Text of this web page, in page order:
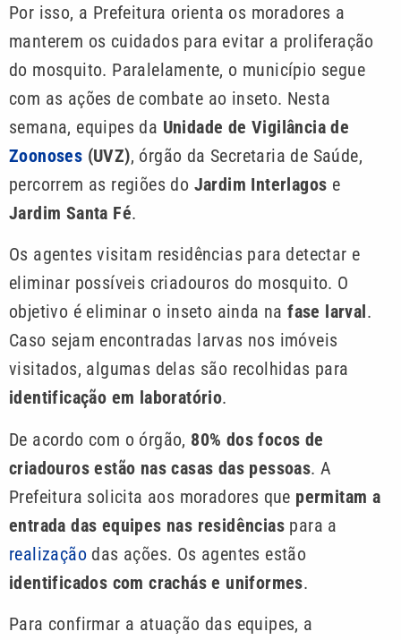
Por isso, a Prefeitura orienta os moradores a
manterem os cuidados para evitar a proliferação
do mosquito. Paralelamente, o município segue
com as ações de combate ao inseto. Nesta
semana, equipes da Unidade de Vigilância de
Zoonoses (UVZ), órgão da Secretaria de Saúde,
percorrem as regiões do Jardim Interlagos e
Jardim Santa Fé.
Os agentes visitam residências para detectar e
eliminar possíveis criadouros do mosquito. O
objetivo é eliminar o inseto ainda nafase larval.
Caso sejam encontradas larvas nos imóveis
visitados, algumas delas são recolhidas para
identificação em laboratório.
De acordo com o órgão, 80% dos focos de
criadouros estão nas casas das pessoas. A
Prefeitura solicita aos moradores que permitam a
entrada das equipes nas residências para a
realização das ações. Os agentes estão
identificados com crachás e uniformes.
Para confirmar a atuação das equipes, a